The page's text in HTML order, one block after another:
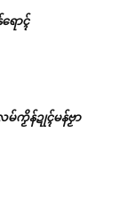
ောၚ်
မ်ကၟိန်ဍုၚ်မန်ဗၟာ